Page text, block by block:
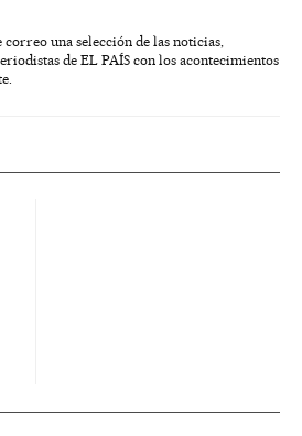
correo una selección de las noticias,
de EL PAÍS con los acontecimientos